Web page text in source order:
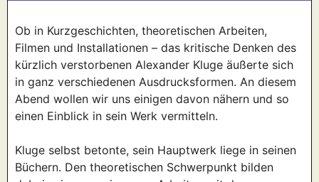
Ob in Kurzgeschichten, theoretischen Arbeiten,
Filmen und Installationen – das kritische Denken des
kürzlich verstorbenen Alexander Kluge äußerte sich
in ganz verschiedenen Ausdrucksformen. An diesem
Abend wollen wir uns einigen davon nähern und so
einen Einblick in sein Werk vermitteln.
Kluge selbst betonte, sein Hauptwerk liege in seinen
Büchern. Den theoretischen Schwerpunkt bilden